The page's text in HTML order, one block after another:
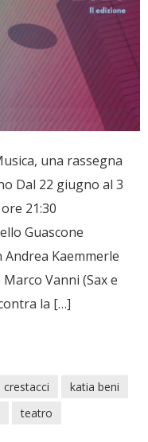
una rassegna
Dal 22 giugno al 3
21:30
Guascone
Andrea Kaemmerle
Vanni (Sax e
la […]
crestacci
katia beni
teatro